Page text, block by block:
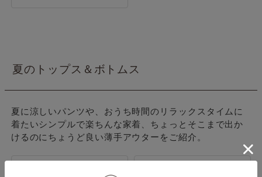
夏のトップス＆ボトムス
夏に涼しいパンツや、おうち時間のリラックスタイムに
着たいシンプルで楽ちんな家着、ちょっとそこまで出か
けるのにちょうど良い薄手アウターをご紹介。